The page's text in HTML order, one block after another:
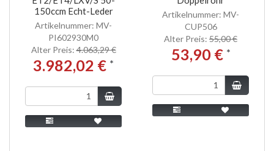
150ccm Echt-Leder
Artikelnummer: MV-
PI602930M0
Alter Preis:4.063,29 €
3.982,02 € *
Artikelnummer: MV-
CUP506
Alter Preis: 55,00 €
53,90 € *